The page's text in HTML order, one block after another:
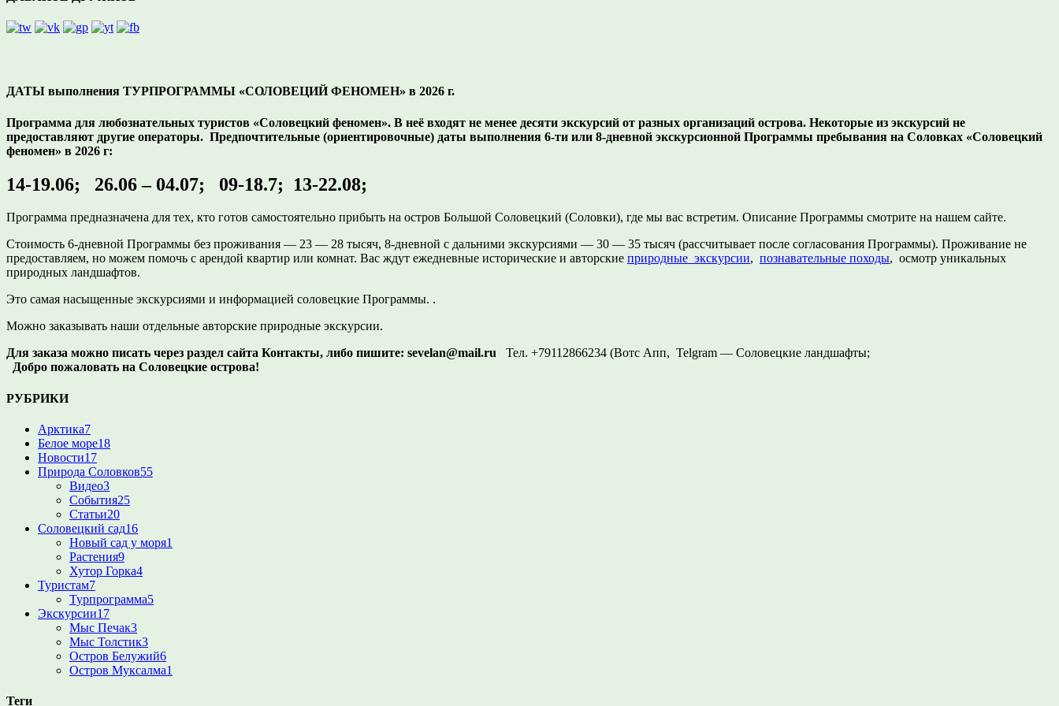
ДАТЫ выполнения ТУРПРОГРАММЫ «СОЛОВЕЦИЙ ФЕНОМЕН» в 2026 г.
Программа для любознательных туристов «Соловецкий феномен». В неё входят не менее десяти экскурсий от разных организаций острова. Некоторые из экскурсий не
предоставляют другие операторы. Предпочтительные (ориентировочные) даты выполнения 6-ти или 8-дневной экскурсионной Программы пребывания на Соловках «Соловецкий
феномен» в 2026 г:
14-19.06; 26.06 – 04.07; 09-18.7; 13-22.08;
Программа предназначена для тех, кто готов самостоятельно прибыть на остров Большой Соловецкий (Соловки), где мы вас встретим. Описание Программы смотрите на нашем сайте.
Стоимость 6-дневной Программы без проживания — 23 — 28 тысяч, 8-дневной с дальними экскурсиями — 30 — 35 тысяч (рассчитывает после согласования Программы). Проживание не
предоставляем, но можем помочь с арендой квартир или комнат. Вас ждут ежедневные исторические и авторские природные экскурсии, познавательные походы, осмотр уникальных
природных ландшафтов.
Это самая насыщенные экскурсиями и информацией соловецкие Программы. .
Можно заказывать наши отдельные авторские природные экскурсии.
Для заказа можно писать через раздел сайта Контакты, либо пишите: sevelan@mail.ru Тел. +79112866234 (Вотс Апп, Telgram — Соловецкие ландшафты;
Добро пожаловать на Соловецкие острова!
РУБРИКИ
Арктика7
Белое море18
Новости17
Природа Соловков55
Видео3
События25
Статьи20
Соловецкий сад16
Новый сад у моря1
Растения9
Хутор Горка4
Туристам7
Турпрограмма5
Экскурсии17
Мыс Печак3
Мыс Толстик3
Остров Белужий6
Остров Муксалма1
Теги